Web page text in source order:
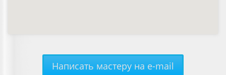
Написать мастеру на e-mail